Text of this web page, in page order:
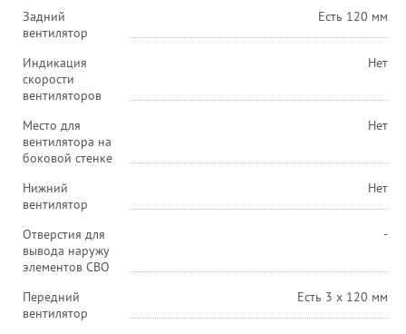
Задний
вентилятор
Есть 120 мм
Индикация
скорости
вентиляторов
Нет
Место для
вентилятора на
боковой стенке
Нет
Нижний
вентилятор
Нет
Отверстия для
вывода наружу
элементов СВО
-
Передний
вентилятор
Есть 3 х 120 мм